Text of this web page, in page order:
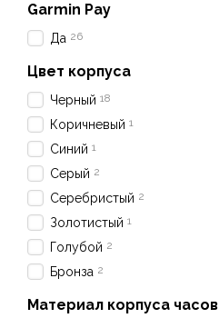
Garmin Pay
Да 26
Цвет корпуса
Черный 18
Коричневый 1
Синий 1
Серый 2
Серебристый 2
Золотистый 1
Голубой 2
Бронза 2
Материал корпуса часов